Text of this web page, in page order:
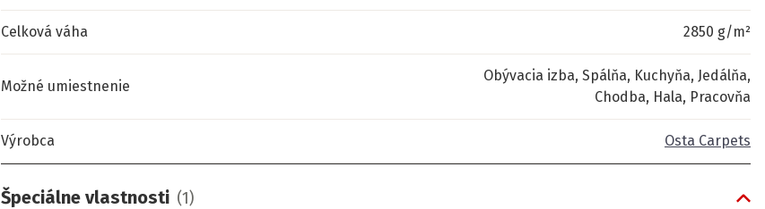
Celková váha 2850 g/m²
Možné umiestnenie
Obývacia izba, Spálňa, Kuchyňa, Jedálňa,
Chodba, Hala, Pracovňa
Výrobca Osta Carpets
Špeciálne vlastnosti (1)